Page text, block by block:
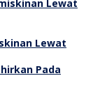
Lewat